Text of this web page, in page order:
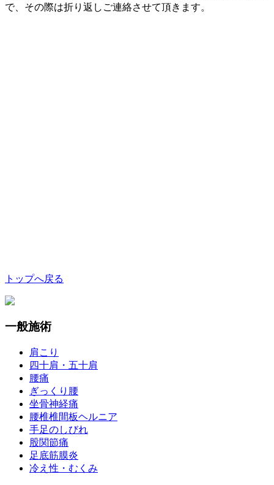
で、その際は折り返しご連絡させて頂きます。
トップへ戻る
一般施術
肩こり
四十肩・五十肩
腰痛
ぎっくり腰
坐骨神経痛
腰椎椎間板ヘルニア
手足のしびれ
股関節痛
足底筋膜炎
冷え性・むくみ